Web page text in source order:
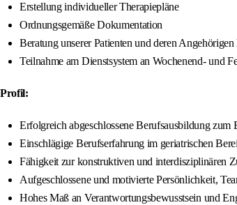
Erstellung individueller Therapiepläne
Ordnungsgemäße Dokumentation
Beratung unserer Patienten und deren
Teilnahme am Dienstsystem an Wochenend- und
Profil:
Erfolgreich abgeschlossene Berufsausbildung
Einschlägige Berufserfahrung im geriatrischen
Fähigkeit zur konstruktiven und interdisziplinären
Aufgeschlossene und motivierte Persönlichkeit,
Hohes Maß an Verantwortungsbewusstsein und